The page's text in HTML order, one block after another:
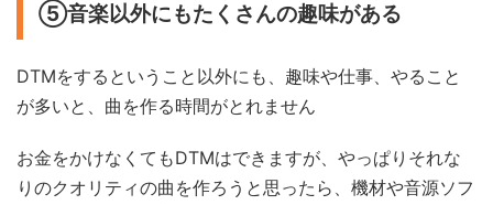
⑤音楽以外にもたくさんの趣味がある
DTMをするということ以外にも、趣味や仕事、やること
が多いと、曲を作る時間がとれません
お金をかけなくてもDTMはできますが、やっぱりそれな
りのクオリティの曲を作ろうと思ったら、機材や音源ソフ